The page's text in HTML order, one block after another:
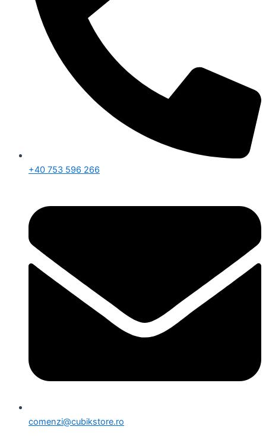
+40 753 596 266
comenzi@cubikstore.ro